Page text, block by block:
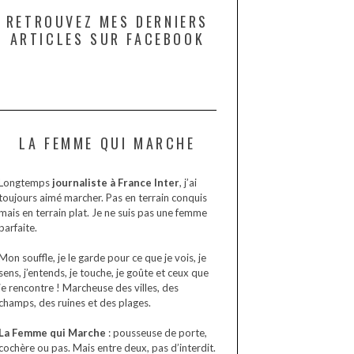
RETROUVEZ MES DERNIERS
ARTICLES SUR FACEBOOK
LA FEMME QUI MARCHE
journaliste à France Inter, j’ai
aimé marcher. Pas en terrain conquis
en terrain plat. Je ne suis pas une femme
souffle, je le garde pour ce que je vois, je
j’entends, je touche, je goûte et ceux que
rencontre ! Marcheuse des villes, des
des ruines et des plages.
Femme qui Marche : pousseuse de porte,
ou pas. Mais entre deux, pas d’interdit.